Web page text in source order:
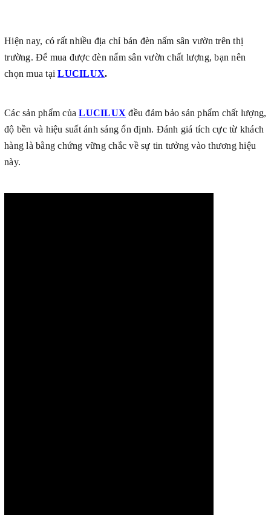
Hiện nay, có rất nhiều địa chỉ bán đèn nấm sân vườn trên thị
trường. Để mua được đèn nấm sân vườn chất lượng, bạn nên
chọn mua tại LUCILUX.
Các sản phẩm của LUCILUX đều đảm bảo sản phẩm chất lượng,
độ bền và hiệu suất ánh sáng ổn định. Đánh giá tích cực từ khách
hàng là bằng chứng vững chắc về sự tin tưởng vào thương hiệu
này.